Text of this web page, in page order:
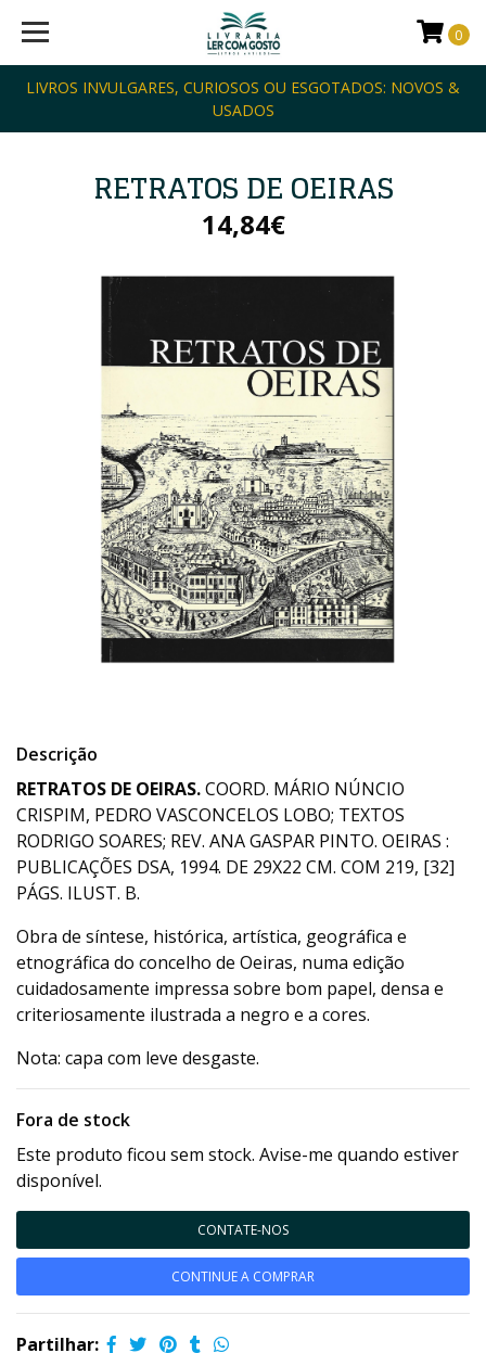
LIVROS INVULGARES, CURIOSOS OU ESGOTADOS: NOVOS &
USADOS
0
RETRATOS DE OEIRAS
14,84€
Descrição
RETRATOS DE OEIRAS.COORD. MÁRIO NÚNCIO
CRISPIM, PEDRO VASCONCELOS LOBO; TEXTOS
RODRIGO SOARES; REV. ANA GASPAR PINTO. OEIRAS :
PUBLICAÇÕES DSA, 1994. DE 29X22 CM. COM 219, [32]
PÁGS. ILUST. B.
Obra de síntese, histórica, artística, geográfica e
etnográfica do concelho de Oeiras, numa edição
cuidadosamente impressa sobre bom papel, densa e
criteriosamente ilustrada a negro e a cores.
Nota: capa com leve desgaste.
Fora de stock
Este produto ficou sem stock. Avise-me quando estiver
disponível.
CONTATE-NOS
CONTINUE A COMPRAR
Partilhar: